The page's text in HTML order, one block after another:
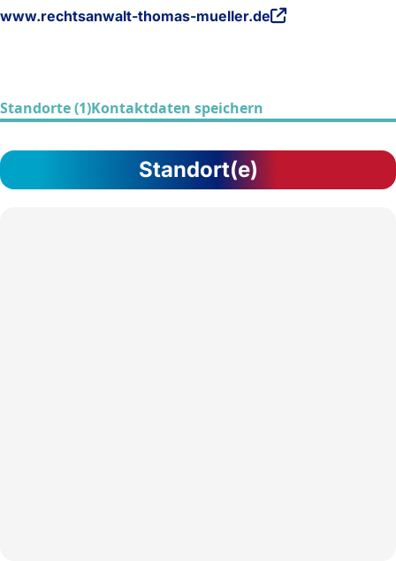
www.rechtsanwalt-thomas-mueller.de
Standorte (1)Kontaktdaten speichern
Standort(e)